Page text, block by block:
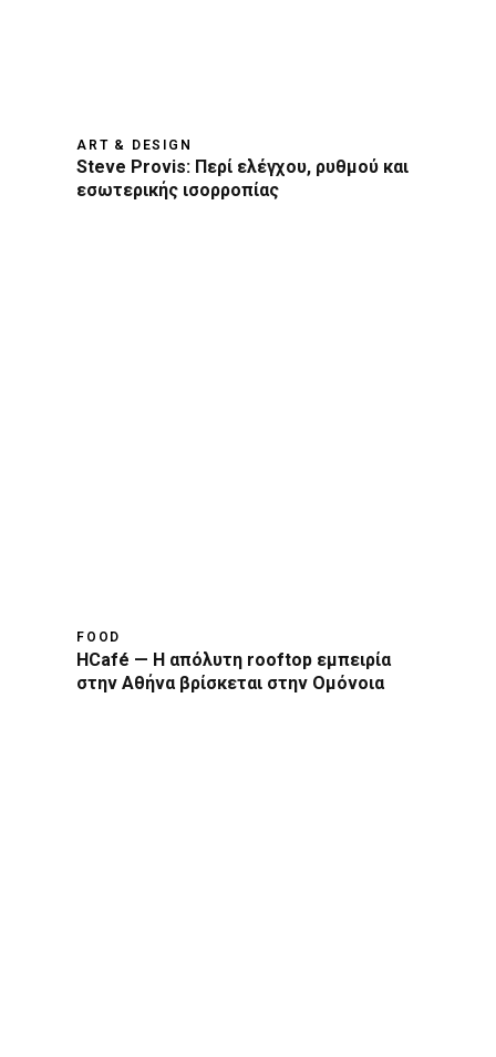
ART & DESIGN
Steve Provis: Περί ελέγχου, ρυθμού και
εσωτερικής ισορροπίας
FOOD
HCafé — Η απόλυτη rooftop εμπειρία
στην Αθήνα βρίσκεται στην Ομόνοια